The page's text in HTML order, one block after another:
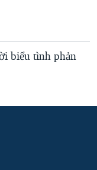
biểu tình phản